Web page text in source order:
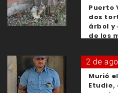
Puerto
dos
árbol y
de los
2 de
Murió
Etudie,